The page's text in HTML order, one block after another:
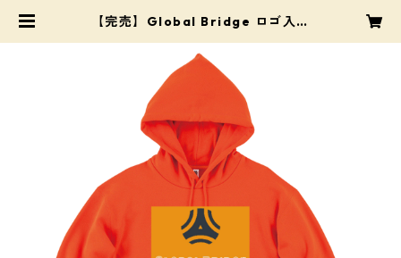
【完売】Global Bridge ロゴ入り
ats（プロショップ・マツ）